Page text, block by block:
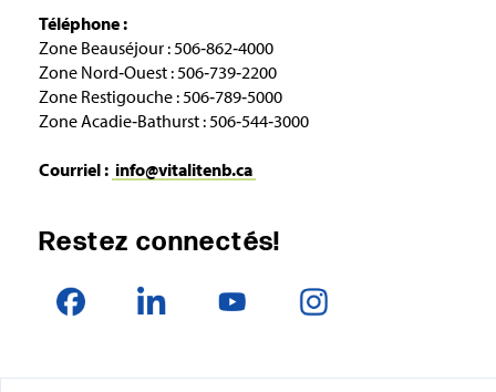
Téléphone :
Zone Beauséjour : 506‑862‑4000
Zone Nord‑Ouest : 506‑739‑2200
Zone Restigouche : 506‑789‑5000
Zone Acadie‑Bathurst : 506‑544‑3000
Courriel : info@vitalitenb.ca
Restez connectés!